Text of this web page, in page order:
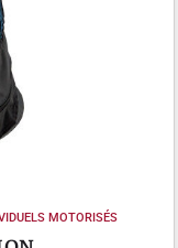
MOTORISÉS